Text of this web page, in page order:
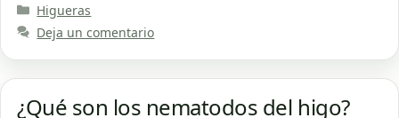
Categorías
Higueras
Deja un comentario
¿Qué son los nematodos del higo?